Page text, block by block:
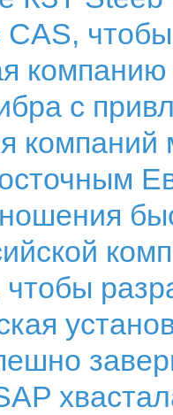
с
компаний